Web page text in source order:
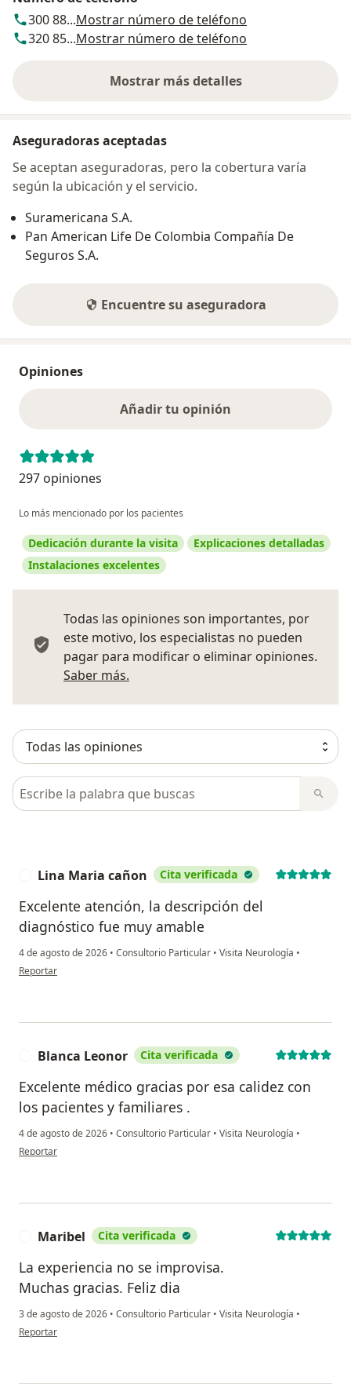
300 88...Mostrar número de teléfono
320 85...Mostrar número de teléfono
Mostrar más detalles
sobre la dirección
Aseguradoras aceptadas
Se aceptan aseguradoras, pero la cobertura varía
según la ubicación y el servicio.
Suramericana S.A.
Pan American Life De Colombia Compañía De
Seguros S.A.
Encuentre su aseguradora
Opiniones
Añadir tu opinión
297 opiniones
Lo más mencionado por los pacientes
Dedicación durante la visita
Explicaciones detalladas
Instalaciones excelentes
Todas las opiniones son importantes, por
este motivo, los especialistas no pueden
pagar para modificar o eliminar opiniones.
Saber más.
Busca en opiniones
Lina Maria cañon Cita verificada
Excelente atención, la descripción del
diagnóstico fue muy amable
4 de agosto de 2026 • Consultorio Particular • Visita Neurología •
en opinión del usuario Lina Maria cañon
Reportar
Blanca Leonor Cita verificada
Excelente médico gracias por esa calidez con
los pacientes y familiares .
4 de agosto de 2026 • Consultorio Particular • Visita Neurología •
en opinión del usuario Blanca Leonor
Reportar
Maribel Cita verificada
La experiencia no se improvisa.
Muchas gracias. Feliz dia
3 de agosto de 2026 • Consultorio Particular • Visita Neurología •
en opinión del usuario Maribel
Reportar